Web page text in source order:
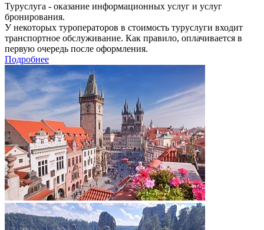
Туруслуга - оказание информационных услуг и услуг
бронирования.
У некоторых туроператоров в стоимость туруслуги входит
транспортное обслуживание. Как правило, оплачивается в
первую очередь после оформления.
Подробнее